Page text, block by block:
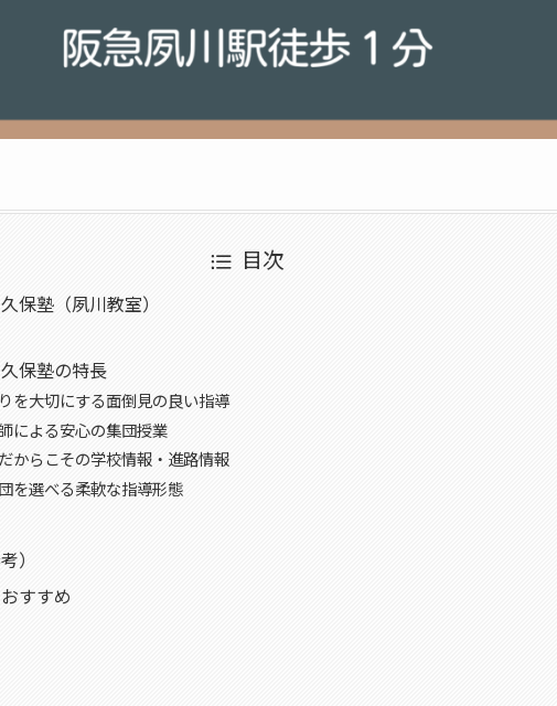
目次
保塾（夙川教室）
保塾の特長
を大切にする面倒見の良い指導
による安心の集団授業
からこその学校情報・進路情報
を選べる柔軟な指導形態
）
すすめ